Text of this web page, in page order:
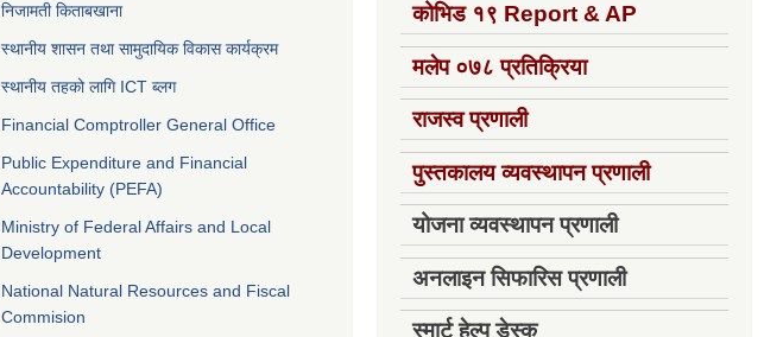
निजामती किताबखाना
स्थानीय शासन तथा सामुदायिक विकास कार्यक्रम
स्थानीय तहको लागि ICT ब्लग
Financial Comptroller General Office
Public Expenditure and Financial
Accountability (PEFA)
Ministry of Federal Affairs and Local
Development
National Natural Resources and Fiscal
Commision
कोभिड १९ Report & AP
मलेप ०७८ प्रतिक्रिया
राजस्व प्रणाली
पुस्तकालय व्यवस्थापन प्रणाली
योजना व्यवस्थापन प्रणाली
अनलाइन सिफारिस प्रणाली
स्मार्ट हेल्प डेस्क